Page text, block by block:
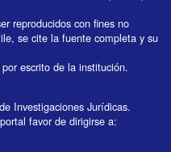
reproducidos con fines no
se cite la fuente completa y su
escrito de la institución.
Investigaciones Jurídicas.
favor de dirigirse a: